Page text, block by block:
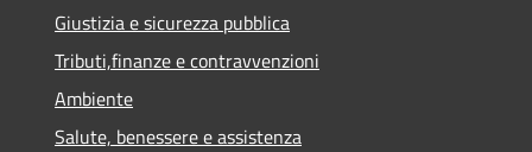
Giustizia e sicurezza pubblica
Tributi,finanze e contravvenzioni
Ambiente
Salute, benessere e assistenza